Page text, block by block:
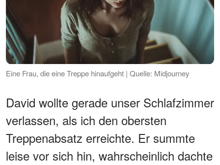
Eine Frau, die eine Treppe hinaufgeht | Quelle: Midjourney
David wollte gerade unser Schlafzimmer
verlassen, als ich den obersten
Treppenabsatz erreichte. Er summte
leise vor sich hin, wahrscheinlich dachte